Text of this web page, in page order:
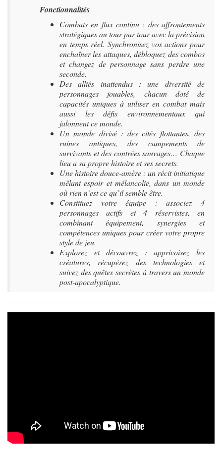
Fonctionnalités
Combats en flux continu : des affrontements
stratégiques au tour par tour avec la précision
en temps réel. Synchronisez vos actions pour
enchaîner les attaques, débloquez des combos
et changez de personnage sans perdre une
seconde.
Des alliés inattendus : une diversité de
personnages jouables, chacun doté de
capacités uniques à utiliser en combat mais
aussi les défis environnementaux qui
jalonnent ce monde.
Un monde divisé : des cités flottantes, des
ruines antiques, des campements de
survivants et des contrées sauvages… Chaque
lieu a sa propre histoire et ses secrets.
Une histoire douce-amère : un récit initiatique
mêlant espoir et mélancolie, dans un monde
où rien n’est ce qu’il semble être.
Constituez votre équipe : associez 4
personnages actifs et 4 réservistes, en
combinant équipement, synergies et
compétences uniques pour créer votre propre
style de jeu.
Explorez et découvrez : apprivoisez les
créatures, récupérez des technologies et
suivez des quêtes secrètes à travers un monde
post-apocalyptique.